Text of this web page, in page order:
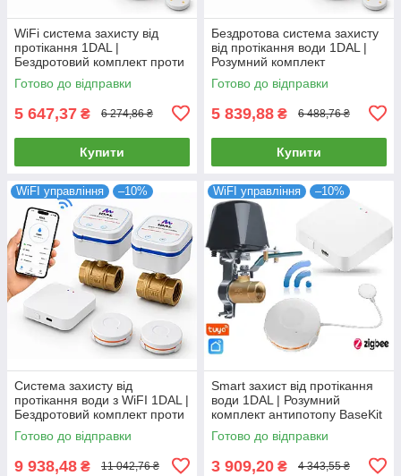
WiFi система захисту від
протікання 1DAL |
Бездротовий комплект проти
залива води MiniKit 1/2"
(MNKT12)
Готово до відправки
5 647,37 ₴ 6 274,86 ₴
Купити
Бездротова система захисту
від протікання води 1DAL |
Розумний комплект
антипотопу MiniKit 3/4"
(MNKT34)
Готово до відправки
5 839,88 ₴ 6 488,76 ₴
Купити
WiFI управління –10%
Система захисту від
протікання води з WiFI 1DAL |
Бездротовий комплект проти
потопу MaxKit 1/2" (MXKT12)
Готово до відправки
9 938,48 ₴ 11 042,76 ₴
WiFI управління –10%
Smart захист від протікання
води 1DAL | Розумний
комплект антипотопу BaseKit
(BSKT.ZB)
Готово до відправки
3 909,20 ₴ 4 343,55 ₴